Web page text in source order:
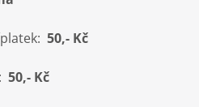
50,- Kč
50,- Kč